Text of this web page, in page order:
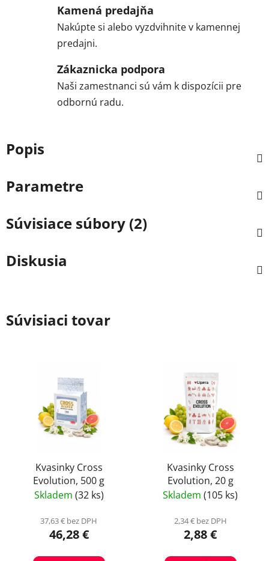
Kamená predajňa
Nakúpte si alebo vyzdvihnite v kamennej
predajni.
Zákaznicka podpora
Naši zamestnanci sú vám k dispozícii pre
odbornú radu.
Popis
Parametre
Súvisiace súbory (2)
Diskusia
Súvisiaci tovar
Kvasinky Cross
Evolution, 500 g
Skladem (32 ks)
37,63 € bez DPH
46,28 €
Kvasinky Cross
Evolution, 20 g
Skladem (105 ks)
2,34 € bez DPH
2,88 €